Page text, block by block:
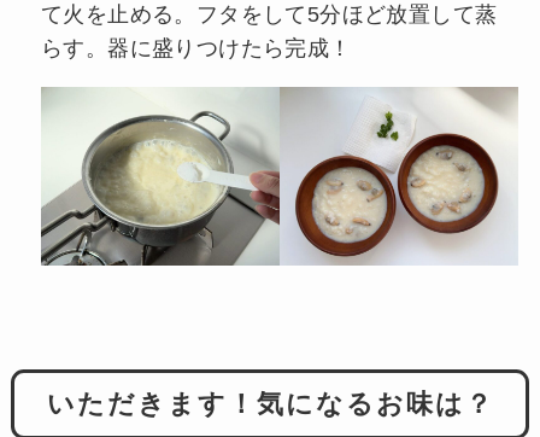
て火を止める。フタをして5分ほど放置して蒸
らす。器に盛りつけたら完成！
いただきます！気になるお味は？